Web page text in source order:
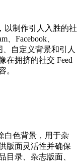
以制作引人入胜的社
、Facebook、
、自定义背景和引人
在拥挤的社交 Feed
。
白色背景，用于杂
版面灵活性并确保
目录、杂志版面、